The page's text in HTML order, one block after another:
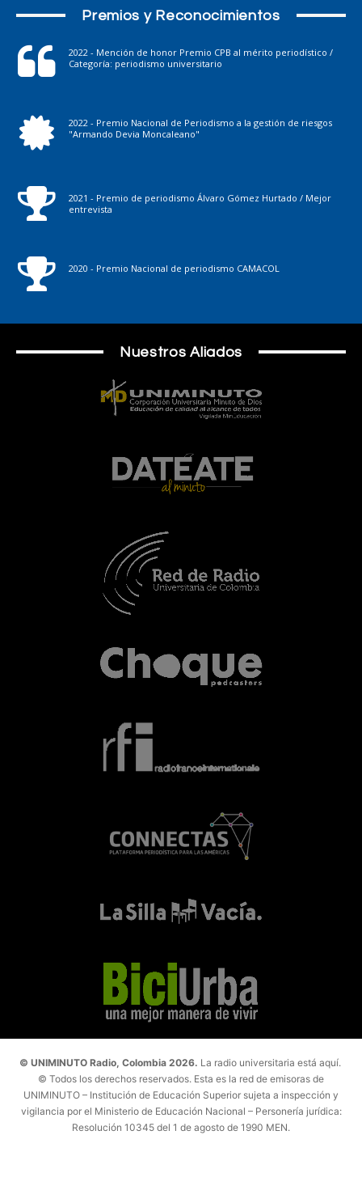
Premios y Reconocimientos
2022 - Mención de honor Premio CPB al mérito periodístico /
Categoría: periodismo universitario
2022 - Premio Nacional de Periodismo a la gestión de riesgos
"Armando Devia Moncaleano"
2021 - Premio de periodismo Álvaro Gómez Hurtado / Mejor
entrevista
2020 - Premio Nacional de periodismo CAMACOL
Nuestros Aliados
© UNIMINUTO Radio, Colombia 2026. La radio universitaria está aquí.
© Todos los derechos reservados. Esta es la red de emisoras de
UNIMINUTO – Institución de Educación Superior sujeta a inspección y
vigilancia por el Ministerio de Educación Nacional – Personería jurídica:
Resolución 10345 del 1 de agosto de 1990 MEN.